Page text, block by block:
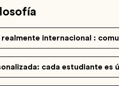
internacional :
cada estudiante es